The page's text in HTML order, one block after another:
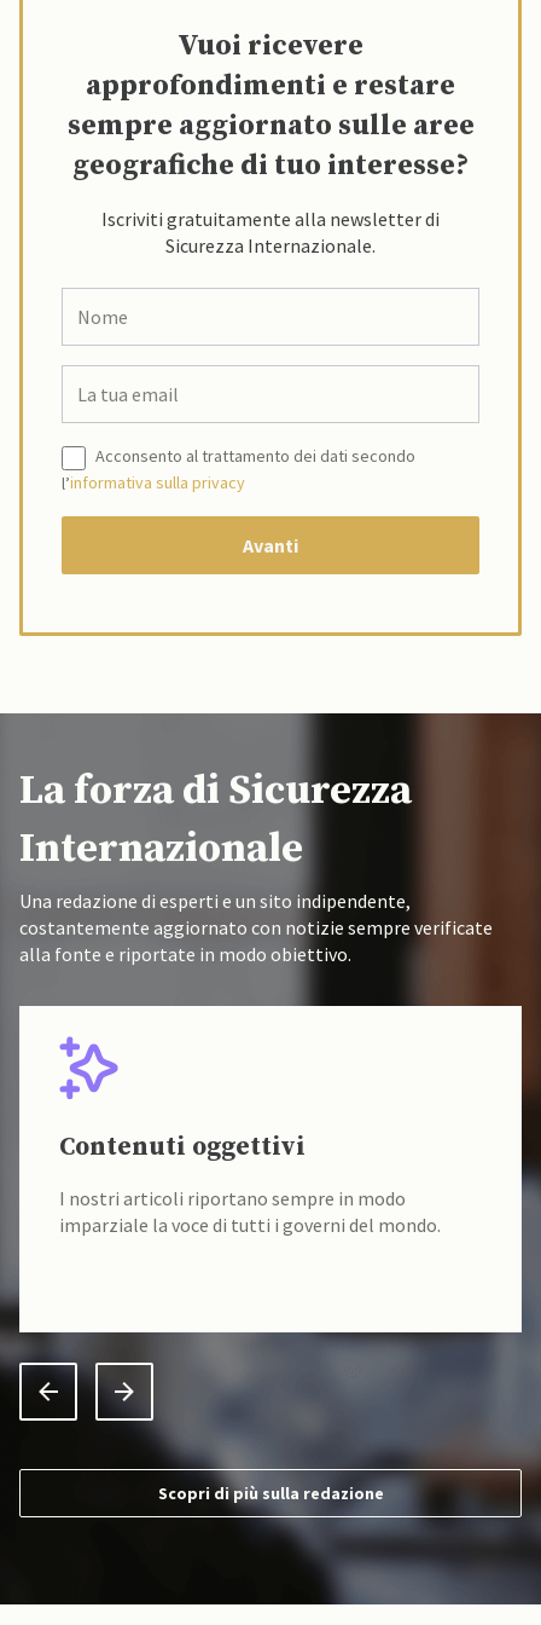
Vuoi ricevere
approfondimenti e restare
sempre aggiornato sulle aree
geografiche di tuo interesse?
Iscriviti gratuitamente alla newsletter di
Sicurezza Internazionale.
Acconsento al trattamento dei dati secondo
l’informativa sulla privacy
La forza di Sicurezza
Internazionale
Una redazione di esperti e un sito indipendente,
costantemente aggiornato con notizie sempre verificate
alla fonte e riportate in modo obiettivo.
Contenuti oggettivi
I nostri articoli riportano sempre in modo
imparziale la voce di tutti i governi del mondo.
Scopri di più sulla redazione